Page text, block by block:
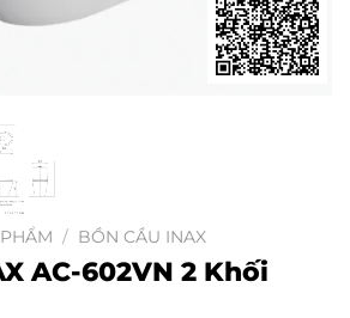
/ BỒN CẦU INAX
AC-602VN 2 Khối